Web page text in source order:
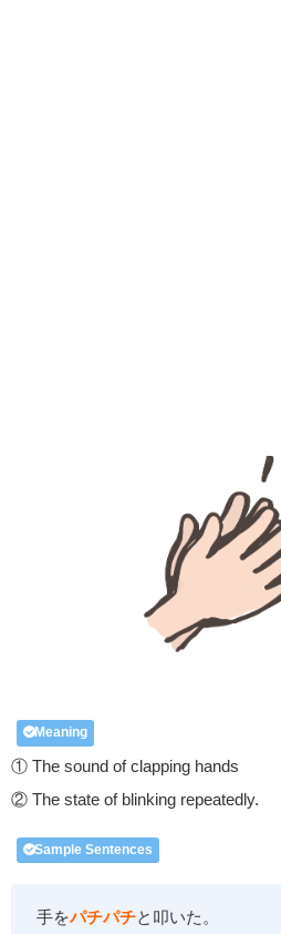
Meaning
① The sound of clapping hands
② The state of blinking repeatedly.
Sample Sentences
手をパチパチと叩いた。